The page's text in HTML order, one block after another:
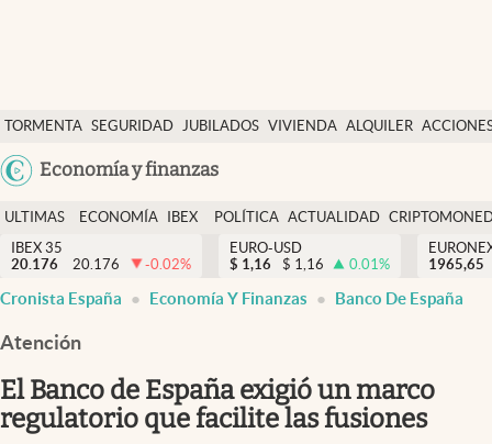
TORMENTA SEGURIDAD JUBILADOS VIVIENDA ALQUILER
USA
Colombia
Economía y finanzas
Economía y finanzas
Política
Actualidad
Criptomonedas
España
ULTIMAS
NOTICIAS
ECONOMÍA
FINANZAS
IBEX
EURO
POLÍTICA ACTUALIDAD
IBEX 35
20.176
20.176 -0.02%
EURO-USD
$ 1,16 $ 1,16 0.01%
1965,65
Cronista España Economía Y Finanzas Banco De España
Atención
El Banco de España exigió un marco
regulatorio que facilite las fusiones